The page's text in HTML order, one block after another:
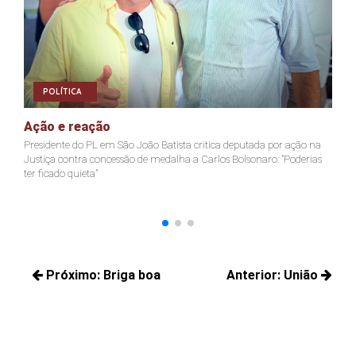
POLÍTICA
Ação e reação
Presidente do PL em São João Batista critica deputada por ação na
Justiça contra concessão de medalha a Carlos Bolsonaro: "Poderias
ter ficado quieta"
Navegação
Anterior: União
Próximo: Briga boa